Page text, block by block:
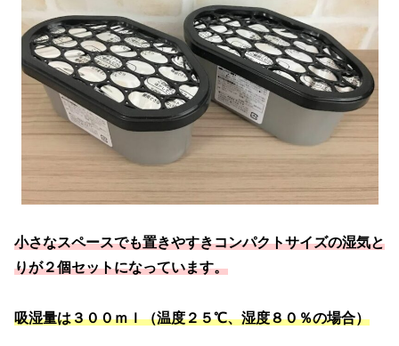
小さなスペースでも置きやすきコンパクトサイズの湿気と
りが２個セットになっています。
吸湿量は３００ｍｌ（温度２５℃、湿度８０％の場合）